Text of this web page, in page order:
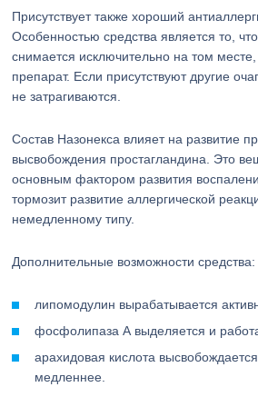
Присутствует также хороший
Особенностью средства является то,
снимается исключительно на том
препарат. Если присутствуют другие
не затрагиваются.
Состав Назонекса влияет на развитие
высвобождения простагландина. Это
основным фактором развития
тормозит развитие аллергической
немедленному типу.
Дополнительные возможности средства:
липомодулин вырабатывается
фосфолипаза А выделяется и
арахидовая кислота
медленнее.